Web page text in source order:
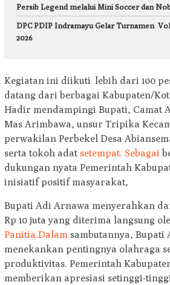
Persib Legend melalui Mini Soccer dan
DPC PDIP Indramayu Gelar Turnamen
2026
Kegiatan ini diikuti lebih dari 100
datang dari berbagai Kabupaten/
Hadir mendampingi Bupati, Camat
Mas Arimbawa, unsur Tripika
perwakilan Perbekel Desa
serta tokoh adat setempat. Sebagai
dukungan nyata Pemerintah
inisiatif positif masyarakat,
Bupati Adi Arnawa menyerahkan
Rp 10 juta yang diterima langsung
Panitia.Dalam sambutannya, Bupati
menekankan pentingnya olahraga
produktivitas. Pemerintah
memberikan apresiasi setinggi-